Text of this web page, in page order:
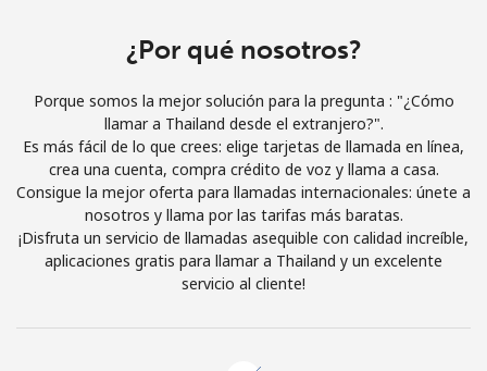
o
Continuar con
¿Por qué nosotros?
Porque somos la mejor solución para la pregunta : "¿Cómo
llamar a Thailand desde el extranjero?".
Es más fácil de lo que crees: elige tarjetas de llamada en línea,
crea una cuenta, compra crédito de voz y llama a casa.
Consigue la mejor oferta para llamadas internacionales: únete a
nosotros y llama por las tarifas más baratas.
¡Disfruta un servicio de llamadas asequible con calidad increíble,
aplicaciones gratis para llamar a Thailand y un excelente
servicio al cliente!